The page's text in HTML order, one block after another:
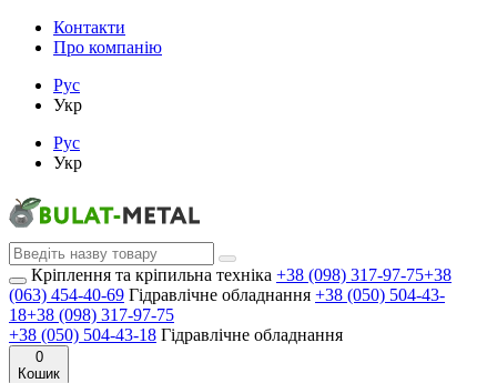
Контакти
Про компанію
Рус
Укр
Рус
Укр
Кріплення та кріпильна техніка +38 (098) 317-97-75+38
(063) 454-40-69 Гідравлічне обладнання +38 (050) 504-43-
18+38 (098) 317-97-75
+38 (050) 504-43-18 Гідравлічне обладнання
0
Кошик